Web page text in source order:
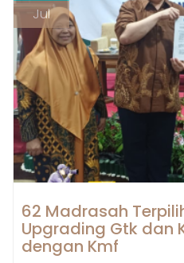
Jul
62 Madrasah
Upgrading Gtk dan
dengan Kmf